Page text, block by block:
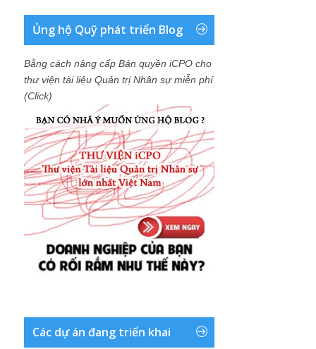
Ủng hộ Quỹ phát triển Blog
Bằng cách nâng cấp Bản quyền iCPO cho
thư viện tài liệu Quản trị Nhân sự miễn phí
(Click)
Các dự án đang triển khai